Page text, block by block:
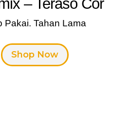
– Teraso Cor
Pakai. Tahan Lama
Shop Now